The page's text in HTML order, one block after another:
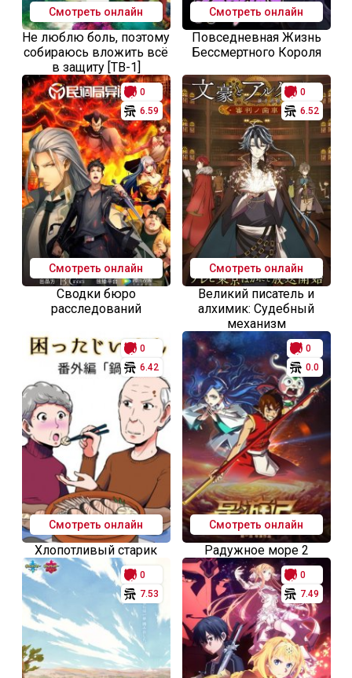
Смотреть онлайн
Не люблю боль, поэтому
собираюсь вложить всё
в защиту [ТВ-1]
Смотреть онлайн
Повседневная Жизнь
Бессмертного Короля
0
6.59
Смотреть онлайн
Сводки бюро
расследований
0
6.52
Смотреть онлайн
Великий писатель и
алхимик: Судебный
механизм
0
6.42
Смотреть онлайн
Хлопотливый старик
0
0.0
Смотреть онлайн
Радужное море 2
0
7.53
0
7.49